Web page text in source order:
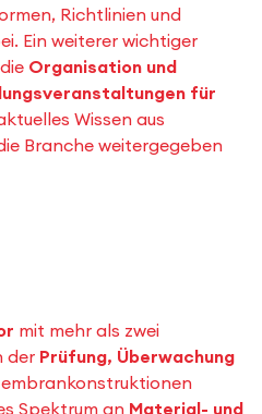
Richtlinien und
Ein weiterer wichtiger
Organisation und
für
Wissen aus
Branche weitergegeben
mit mehr als zwei
der Prüfung, Überwachung
Spektrum an Material- und